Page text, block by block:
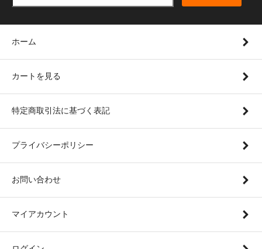
ホーム
カートを見る
特定商取引法に基づく表記
プライバシーポリシー
お問い合わせ
マイアカウント